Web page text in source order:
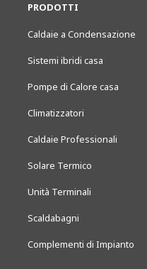
PRODOTTI
Caldaie a Condensazione
Sistemi ibridi casa
Pompe di Calore casa
Climatizzatori
Caldaie Professionali
Solare Termico
Unità Terminali
Scaldabagni
Complementi di Impianto